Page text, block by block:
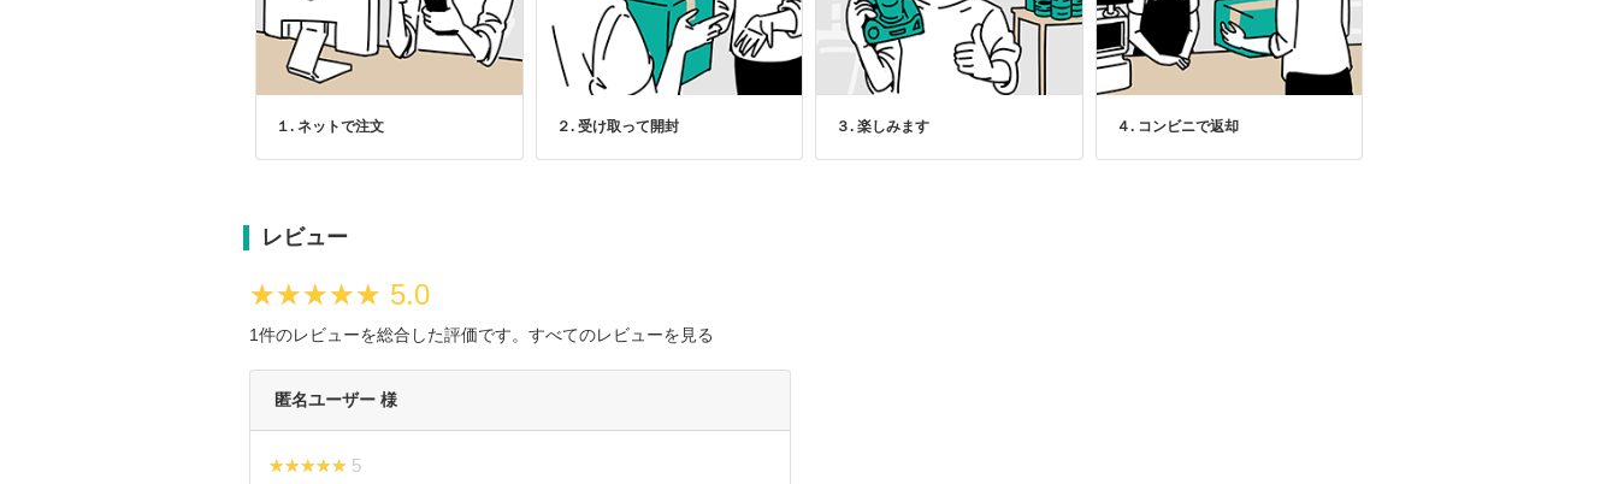
１. ネットで注文 ２. 受け取って開封 ３. 楽しみます ４. コンビニで返却
レビュー
★★★★★
★★★★★ 5.0
1件のレビューを総合した評価です。 すべてのレビューを見る
匿名ユーザー 様
★★★★★
★★★★★ 5